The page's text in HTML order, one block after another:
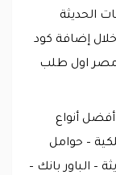
الحديثة
إضافة كود
مصر اول طلب
أنواع
– حوامل
– الباور بانك –